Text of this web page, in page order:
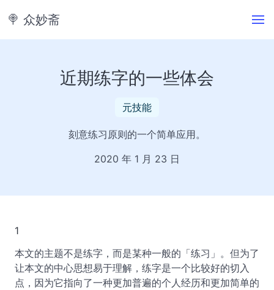
🍭️ 众妙斋
近期练字的一些体会
元技能
刻意练习原则的一个简单应用。
2020 年 1 月 23 日
1
本文的主题不是练字，而是某种一般的「练习」。但为了
让本文的中心思想易于理解，练字是一个比较好的切入
点，因为它指向了一种更加普遍的个人经历和更加简单的